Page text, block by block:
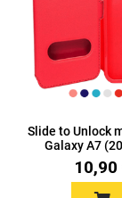
Slide to Unlock
Galaxy A7
10,90